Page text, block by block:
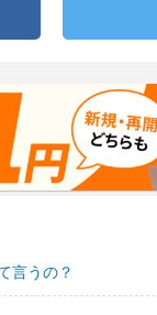
言うの？